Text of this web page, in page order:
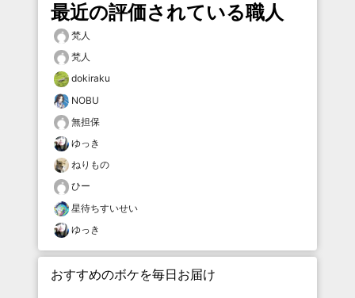
最近の評価されている職人
梵人
梵人
dokiraku
NOBU
無担保
ゆっき
ねりもの
ひー
星待ちすいせい
ゆっき
おすすめのボケを毎日お届け